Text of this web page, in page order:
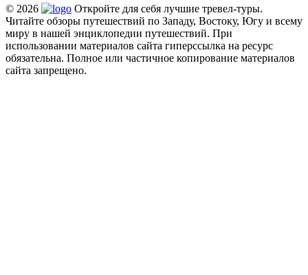
© 2026
Откройте для себя лучшие тревел-туры.
Читайте обзоры путешествий по Западу, Востоку, Югу и всему
миру в нашей энциклопедии путешествий. При
использовании материалов сайта гиперссылка на ресурс
обязательна. Полное или частичное копирование материалов
сайта запрещено.